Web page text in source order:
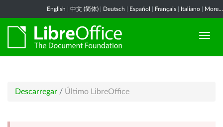
English 中文 (简体) Deutsch Español Français Italiano More...
Descarregar / Último LibreOffice